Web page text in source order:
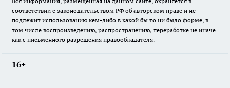
соответствии с законодательством РФ об авторском праве и не
подлежит использованию кем-либо в какой бы то ни было форме, в
том числе воспроизведению, распространению, переработке не иначе
как с письменного разрешения правообладателя.
16+